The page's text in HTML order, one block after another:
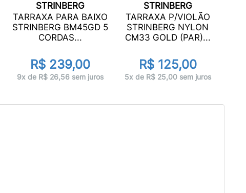
STRINBERG
TARRAXA PARA BAIXO
STRINBERG BM45GD 5
CORDAS...
R$ 239,00
9x de R$ 26,56 sem juros
STRINBERG
TARRAXA P/VIOLÃO
STRINBERG NYLON
CM33 GOLD (PAR)...
R$ 125,00
5x de R$ 25,00 sem juros